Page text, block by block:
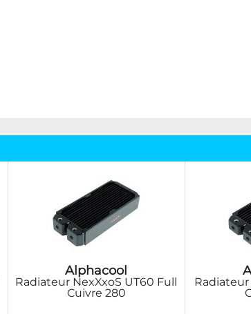
Alphacool
Radiateur NexXxoS UT60 Full
Cuivre 280
Radiateur